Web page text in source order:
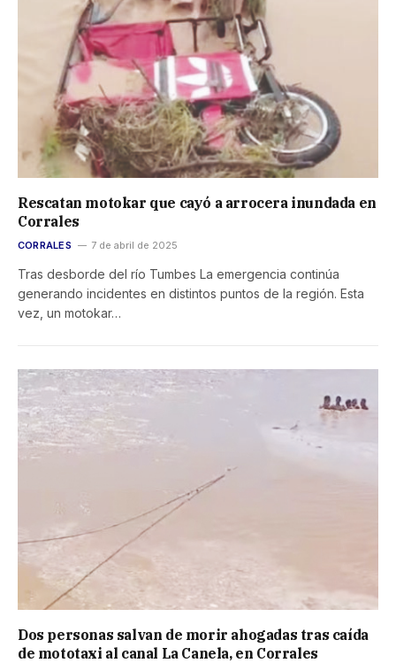
Rescatan motokar que cayó a arrocera inundada en
Corrales
CORRALES 7 de abril de 2025
Tras desborde del río Tumbes La emergencia continúa
generando incidentes en distintos puntos de la región. Esta
vez, un motokar…
Dos personas salvan de morir ahogadas tras caída
de mototaxi al canal La Canela, en Corrales